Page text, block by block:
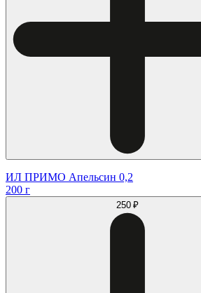
ИЛ ПРИМО Апельсин 0,2
200 г
250 ₽